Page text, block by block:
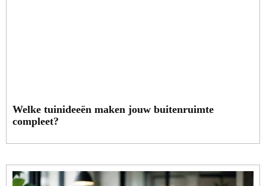
Welke tuinideeën maken jouw buitenruimte
compleet?